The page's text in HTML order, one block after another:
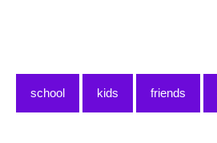
friends
kids
school